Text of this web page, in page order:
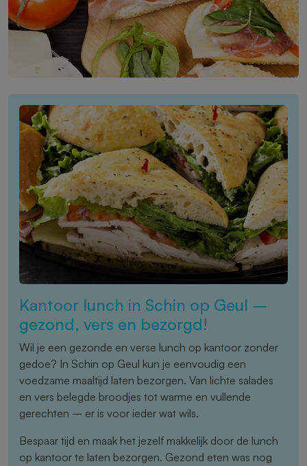
Kantoor lunch in Schin op Geul –
gezond, vers en bezorgd!
Wil je een gezonde en verse lunch op kantoor zonder
gedoe? In Schin op Geul kun je eenvoudig een
voedzame maaltijd laten bezorgen. Van lichte salades
en vers belegde broodjes tot warme en vullende
gerechten – er is voor ieder wat wils.
Bespaar tijd en maak het jezelf makkelijk door de lunch
op kantoor te laten bezorgen. Gezond eten was nog